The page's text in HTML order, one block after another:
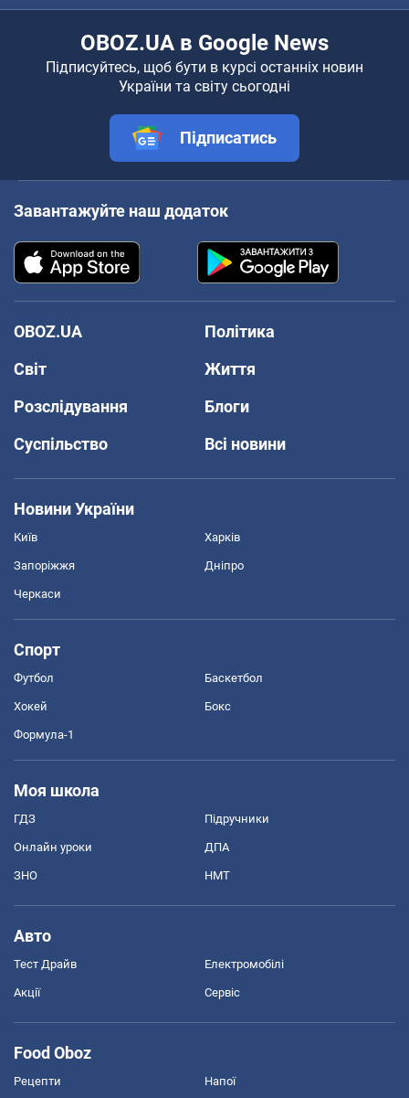
OBOZ.UA в Google News
Підписуйтесь, щоб бути в курсі останніх новин
України та світу сьогодні
Підписатись
Завантажуйте наш додаток
OBOZ.UA
Політика
Світ
Життя
Розслідування
Блоги
Суспільство
Всі новини
Новини України
Київ Харків
Запоріжжя Дніпро
Черкаси
Спорт
Футбол Баскетбол
Хокей Бокс
Формула-1
Моя школа
ГДЗ Підручники
Онлайн уроки ДПА
ЗНО НМТ
Авто
Тест Драйв Електромобілі
Акції Сервіс
Food Oboz
Рецепти Напої